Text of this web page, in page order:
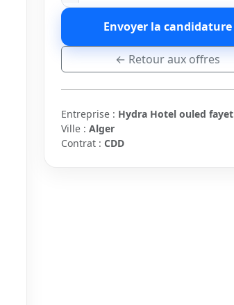
Envoyer la candidature
← Retour aux offres
Entreprise : Hydra Hotel ouled fayet
Ville : Alger
Contrat : CDD